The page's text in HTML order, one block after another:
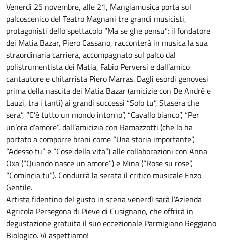
Venerdì 25 novembre, alle 21, Mangiamusica porta sul
palcoscenico del Teatro Magnani tre grandi musicisti,
protagonisti dello spettacolo “Ma se ghe pensu”: il fondatore
dei Matia Bazar, Piero Cassano, racconterà in musica la sua
straordinaria carriera, accompagnato sul palco dal
polistrumentista dei Matia, Fabio Perversi e dall’amico
cantautore e chitarrista Piero Marras. Dagli esordi genovesi
prima della nascita dei Matia Bazar (amicizie con De André e
Lauzi, tra i tanti) ai grandi successi “Solo tu”, Stasera che
sera”, “C’è tutto un mondo intorno”, “Cavallo bianco”, “Per
un’ora d’amore”, dall’amicizia con Ramazzotti (che lo ha
portato a comporre brani come “Una storia importante”,
“Adesso tu” e “Cose della vita”) alle collaborazioni con Anna
Oxa (“Quando nasce un amore”) e Mina (“Rose su rose”,
“Comincia tu”). Condurrà la serata il critico musicale Enzo
Gentile.
Artista fidentino del gusto in scena venerdì sarà l’Azienda
Agricola Persegona di Pieve di Cusignano, che offrirà in
degustazione gratuita il suo eccezionale Parmigiano Reggiano
Biologico. Vi aspettiamo!